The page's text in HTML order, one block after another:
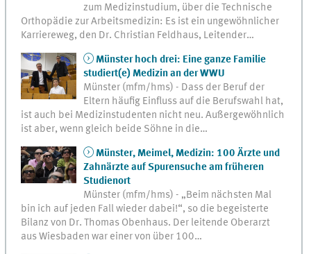
zum Medizinstudium, über die Technische
Orthopädie zur Arbeitsmedizin: Es ist ein ungewöhnlicher
Karriereweg, den Dr. Christian Feldhaus, Leitender…
Münster hoch drei: Eine ganze Familie
studiert(e) Medizin an der WWU
Münster (mfm/hms) - Dass der Beruf der
Eltern häufig Einfluss auf die Berufswahl hat,
ist auch bei Medizinstudenten nicht neu. Außergewöhnlich
ist aber, wenn gleich beide Söhne in die…
Münster, Meimel, Medizin: 100 Ärzte und
Zahnärzte auf Spurensuche am früheren
Studienort
Münster (mfm/hms) - „Beim nächsten Mal
bin ich auf jeden Fall wieder dabei!“, so die begeisterte
Bilanz von Dr. Thomas Obenhaus. Der leitende Oberarzt
aus Wiesbaden war einer von über 100…